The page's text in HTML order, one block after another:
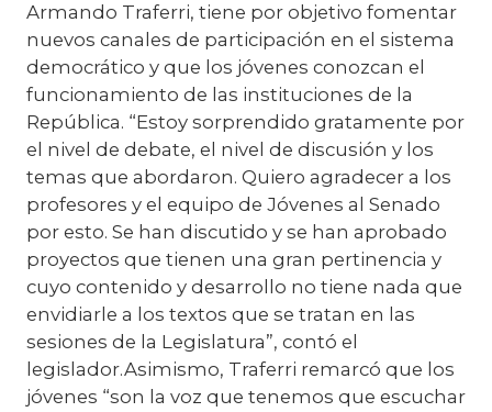
Armando Traferri, tiene por objetivo fomentar
nuevos canales de participación en el sistema
democrático y que los jóvenes conozcan el
funcionamiento de las instituciones de la
República. “Estoy sorprendido gratamente por
el nivel de debate, el nivel de discusión y los
temas que abordaron. Quiero agradecer a los
profesores y el equipo de Jóvenes al Senado
por esto. Se han discutido y se han aprobado
proyectos que tienen una gran pertinencia y
cuyo contenido y desarrollo no tiene nada que
envidiarle a los textos que se tratan en las
sesiones de la Legislatura”, contó el
legislador.Asimismo, Traferri remarcó que los
jóvenes “son la voz que tenemos que escuchar